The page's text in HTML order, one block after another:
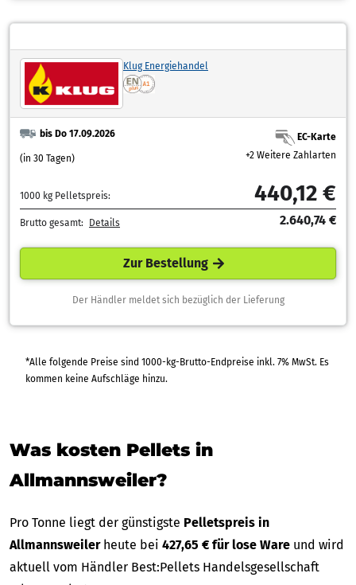
Klug Energiehandel
bis Do 17.09.2026
(in 30 Tagen)
EC-Karte
+2 Weitere Zahlarten
1000 kg Pelletspreis: 440,12 €
Brutto gesamt: Details 2.640,74 €
Zur Bestellung
Der Händler meldet sich bezüglich der Lieferung
*Alle folgende Preise sind 1000-kg-Brutto-Endpreise inkl. 7% MwSt. Es
kommen keine Aufschläge hinzu.
Was kosten Pellets in
Allmannsweiler?
Pro Tonne liegt der günstigste Pelletspreis in
Allmannsweiler heute bei 427,65 € für lose Ware und wird
aktuell vom Händler Best:Pellets Handelsgesellschaft